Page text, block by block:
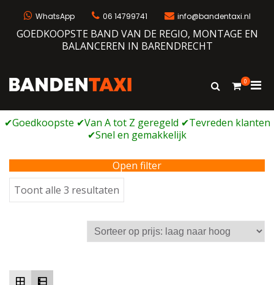
WhatsApp 06 14799741 info@bandentaxi.nl
GOEDKOOPSTE BAND VAN DE REGIO, MONTAGE EN
BALANCEREN IN BARENDRECHT
Bandengarage met eigen webshop
Toon
0
voor
Open filter
Toont alle 3 resultaten
op
prijs:
laag